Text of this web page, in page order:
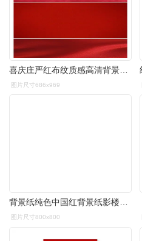
图片尺寸686x969
背景纸纯色中国红背景纸影楼淘宝网店拍摄单色背景布摄影拍图道具
图片尺寸800x800